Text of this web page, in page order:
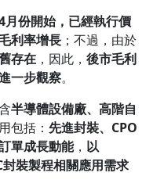
月份開始，已經執行價
利率增長；不過，由於
存在，因此， 後市毛利
一步觀察。
半導體設備廠、高階自
包括： 先進封裝、 CPO
單成長動能， 以
封裝製程相關應用需求